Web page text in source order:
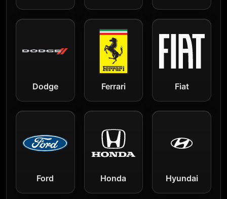
Dodge Ferrari Fiat
Ford Honda Hyundai